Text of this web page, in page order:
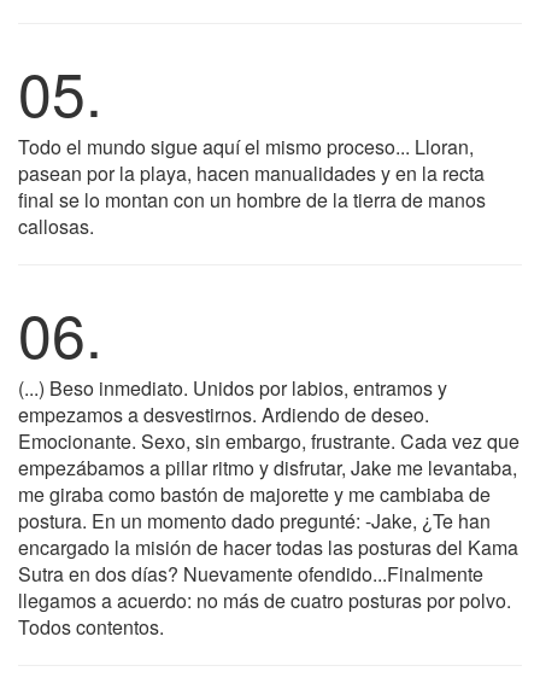
05.
Todo el mundo sigue aquí el mismo proceso... Lloran,
pasean por la playa, hacen manualidades y en la recta
final se lo montan con un hombre de la tierra de manos
callosas.
06.
(...) Beso inmediato. Unidos por labios, entramos y
empezamos a desvestirnos. Ardiendo de deseo.
Emocionante. Sexo, sin embargo, frustrante. Cada vez que
empezábamos a pillar ritmo y disfrutar, Jake me levantaba,
me giraba como bastón de majorette y me cambiaba de
postura. En un momento dado pregunté: -Jake, ¿Te han
encargado la misión de hacer todas las posturas del Kama
Sutra en dos días? Nuevamente ofendido...Finalmente
llegamos a acuerdo: no más de cuatro posturas por polvo.
Todos contentos.